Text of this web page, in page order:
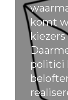
komt
politici